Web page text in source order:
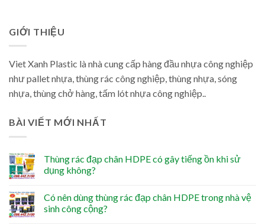
GIỚI THIỆU
Viet Xanh Plastic là nhà cung cấp hàng đầu nhựa công nghiệp
như pallet nhựa, thùng rác công nghiệp, thùng nhựa, sóng
nhựa, thùng chở hàng, tấm lót nhựa công nghiệp..
BÀI VIẾT MỚI NHẤT
Thùng rác đạp chân HDPE có gây tiếng ồn khi sử
dụng không?
Có nên dùng thùng rác đạp chân HDPE trong nhà vệ
sinh công cộng?